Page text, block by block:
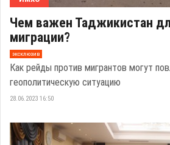
Чем важен Таджикистан
миграции?
эксклюзив
Как рейды против мигрантов могут
геополитическую ситуацию
28.06.2023 16:50